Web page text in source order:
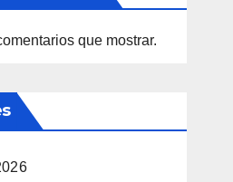
que mostrar.